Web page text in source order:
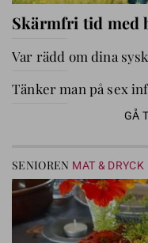
Skärmfri tid med
Var rädd om dina
Tänker man på sex
GÅ
SENIOREN MAT & DRYCK